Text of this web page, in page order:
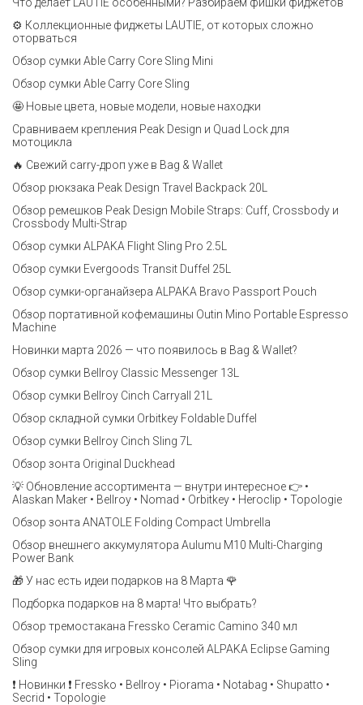
⚙️ Коллекционные фиджеты LAUTIE, от которых сложно
оторваться
Обзор сумки Able Carry Core Sling Mini
Обзор сумки Able Carry Core Sling
🤩 Новые цвета, новые модели, новые находки
Сравниваем крепления Peak Design и Quad Lock для
мотоцикла
🔥 Свежий carry-дроп уже в Bag & Wallet
Обзор рюкзака Peak Design Travel Backpack 20L
Обзор ремешков Peak Design Mobile Straps: Cuff, Crossbody и
Crossbody Multi-Strap
Обзор сумки ALPAKA Flight Sling Pro 2.5L
Обзор сумки Evergoods Transit Duffel 25L
Обзор сумки-органайзера ALPAKA Bravo Passport Pouch
Обзор портативной кофемашины Outin Mino Portable Espresso
Machine
Новинки марта 2026 — что появилось в Bag & Wallet?
Обзор сумки Bellroy Classic Messenger 13L
Обзор сумки Bellroy Cinch Carryall 21L
Обзор складной сумки Orbitkey Foldable Duffel
Обзор сумки Bellroy Cinch Sling 7L
Обзор зонта Original Duckhead
💡 Обновление ассортимента — внутри интересное 👉 •
Alaskan Maker • Bellroy • Nomad • Orbitkey • Heroclip • Topologie
Обзор зонта ANATOLE Folding Compact Umbrella
Обзор внешнего аккумулятора Aulumu M10 Multi-Charging
Power Bank
🎁 У нас есть идеи подарков на 8 Марта 🌹
Подборка подарков на 8 марта! Что выбрать?
Обзор тремостакана Fressko Ceramic Camino 340 мл
Обзор сумки для игровых консолей ALPAKA Eclipse Gaming
Sling
❗️ Новинки ❗️ Fressko • Bellroy • Piorama • Notabag • Shupatto •
Secrid • Topologie